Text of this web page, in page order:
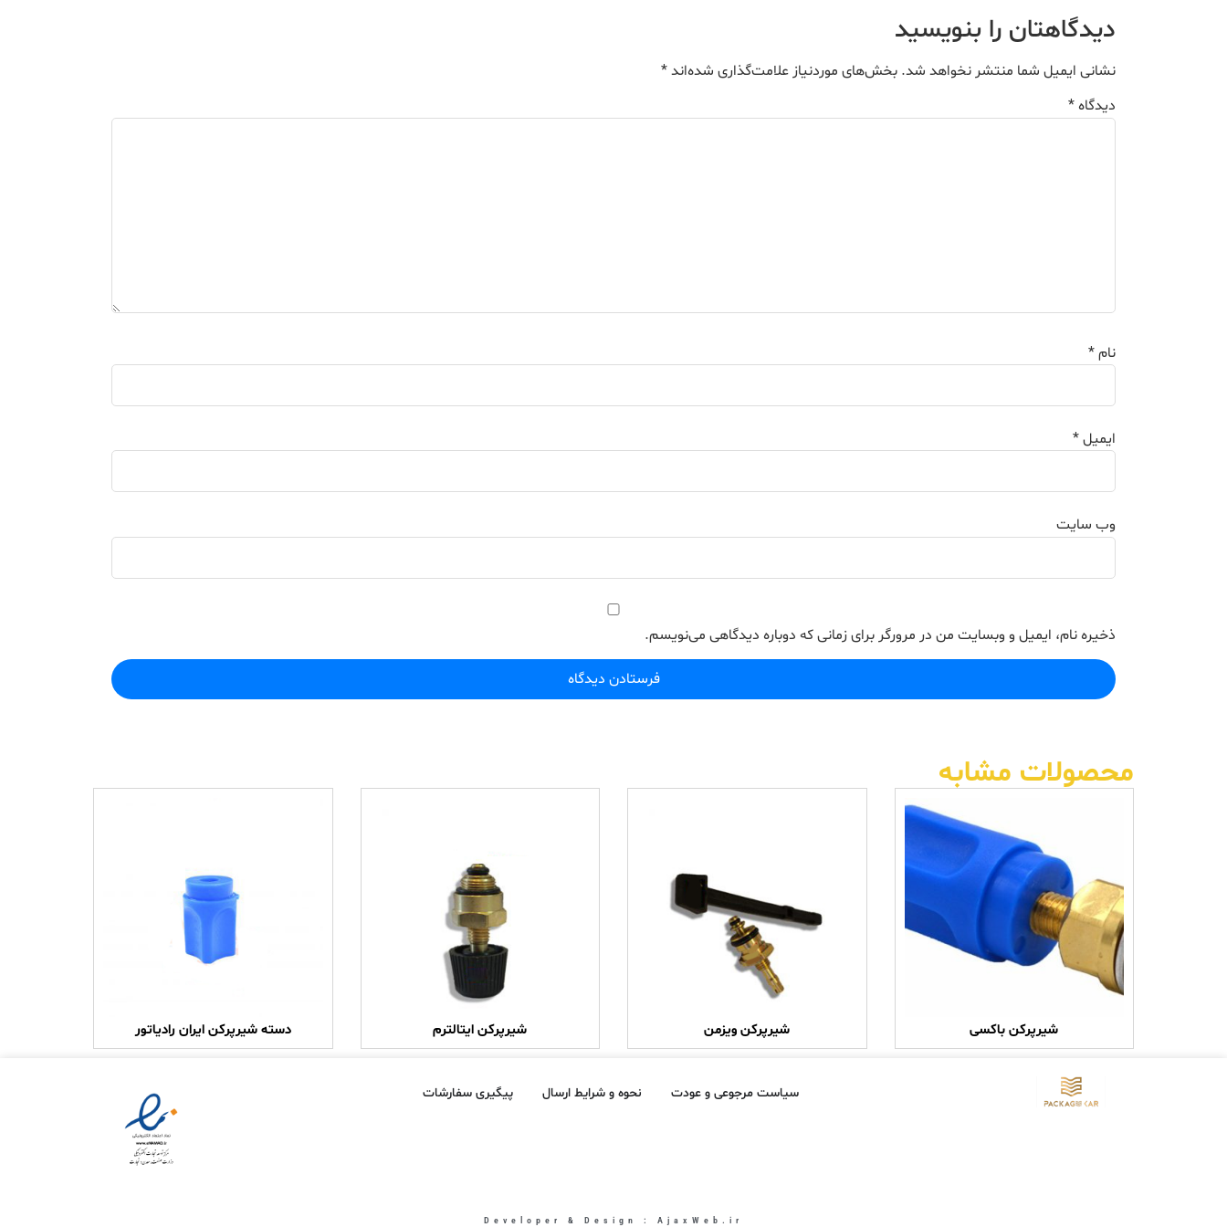
دیدگاهتان را بنویسید
نشانی ایمیل شما منتشر نخواهد شد. بخش‌های موردنیاز علامت‌گذاری شده‌اند*
دیدگاه*
نام*
ایمیل*
وب‌ سایت
ذخیره نام، ایمیل و وبسایت من در مرورگر برای زمانی که دوباره دیدگاهی می‌نویسم.
محصولات مشابه
شیرپرکن باکسی شیرپرکن ویزمن شیرپرکن ایتالترم دسته شیرپرکن ایران رادیاتور
سیاست مرجوعی و عودت نحوه و شرایط ارسال پیگیری سفارشات
Developer & Design : AjaxWeb.ir